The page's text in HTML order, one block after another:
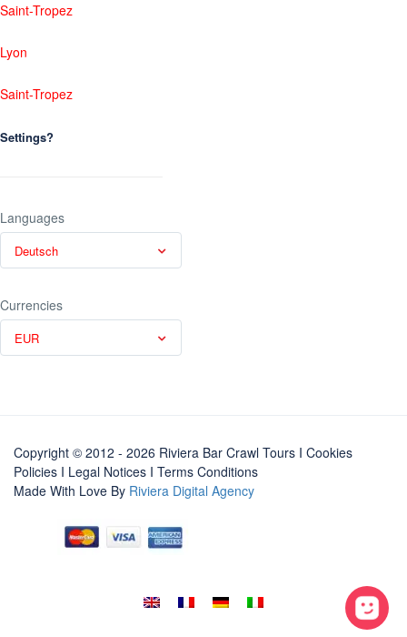
Saint-Tropez
Lyon
Saint-Tropez
Settings?
Languages
Deutsch
Currencies
EUR
Copyright © 2012 - 2026 Riviera Bar Crawl Tours I Cookies
Policies I Legal Notices I Terms Conditions
Made With Love By Riviera Digital Agency